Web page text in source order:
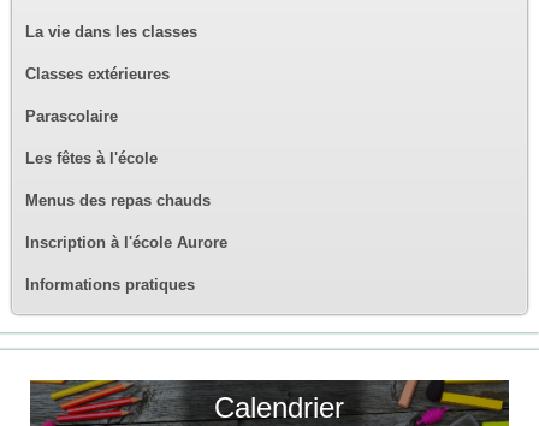
La vie dans les classes
Classes extérieures
Parascolaire
Les fêtes à l'école
Menus des repas chauds
Inscription à l'école Aurore
Informations pratiques
Calendrier